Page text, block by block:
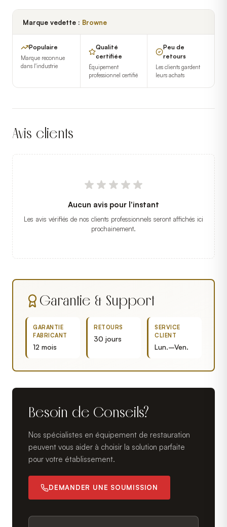
Marque vedette : Browne
Populaire
Marque reconnue
dans l'industrie
Qualité
certifiée
Équipement
professionnel certifié
Peu de
retours
Les clients gardent
leurs achats
Avis clients
Aucun avis pour l'instant
Les avis vérifiés de nos clients professionnels seront affichés ici
prochainement.
Garantie & Support
GARANTIE
FABRICANT
12 mois
RETOURS
30 jours
SERVICE
CLIENT
Lun.–Ven.
Besoin de Conseils?
Nos spécialistes en équipement de restauration
peuvent vous aider à choisir la solution parfaite
pour votre établissement.
DEMANDER UNE SOUMISSION